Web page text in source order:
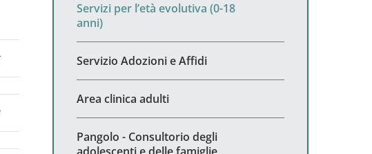
Servizi per l’età evolutiva (0-18
anni)
Servizio Adozioni e Affidi
Area clinica adulti
Pangolo - Consultorio degli